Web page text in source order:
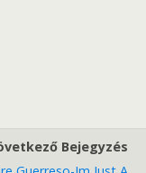
Bejegyzés